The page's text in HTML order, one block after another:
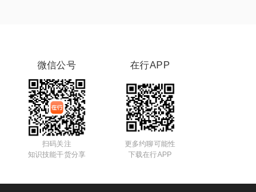
微信公号
扫码关注
知识技能干货分享
在行APP
更多约聊可能性
下载在行APP